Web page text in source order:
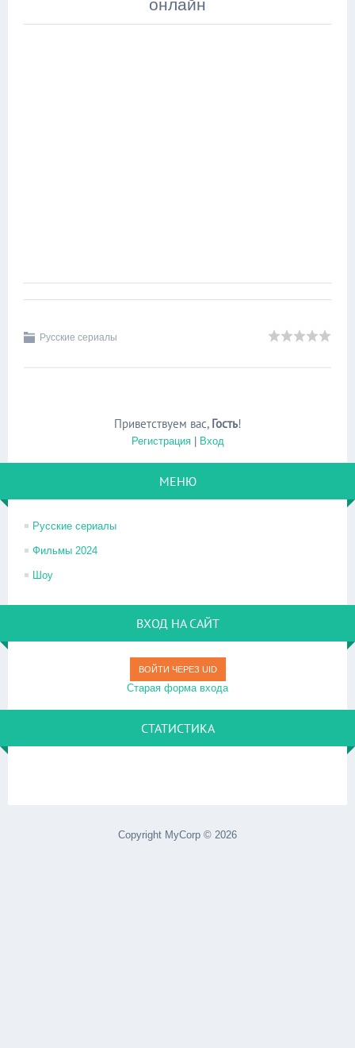
онлайн
Русские сериалы
Приветствуем вас, Гость!
Регистрация| Вход
МЕНЮ
Русские сериалы
Фильмы 2024
Шоу
ВХОД НА САЙТ
ВОЙТИ ЧЕРЕЗ UID
Старая форма входа
СТАТИСТИКА
Copyright MyCorp © 2026